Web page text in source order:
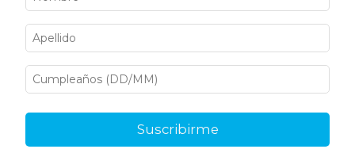
Grifería FV Cocina
Monocomando Mesada
Arizona 423/B1
$107.033,37
Con Transferencia 103/B6
CR
$126.202,43
Suscribirme